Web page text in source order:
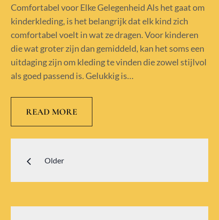
Comfortabel voor Elke Gelegenheid Als het gaat om
kinderkleding, is het belangrijk dat elk kind zich
comfortabel voelt in wat ze dragen. Voor kinderen
die wat groter zijn dan gemiddeld, kan het soms een
uitdaging zijn om kleding te vinden die zowel stijlvol
als goed passend is. Gelukkig is…
READ MORE
Older